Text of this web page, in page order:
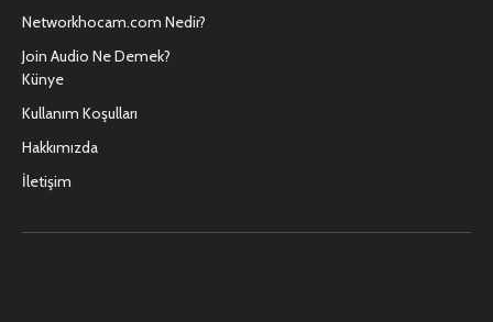
Networkhocam.com Nedir?
Join Audio Ne Demek?
Künye
Kullanım Koşulları
Hakkımızda
İletişim